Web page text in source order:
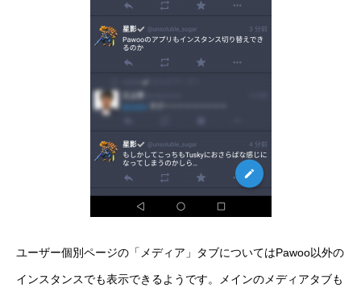
ユーザー個別ページの「メディア」タブについてはPawoo以外の
インスタンスでも表示できるようです。メインのメディアタブも